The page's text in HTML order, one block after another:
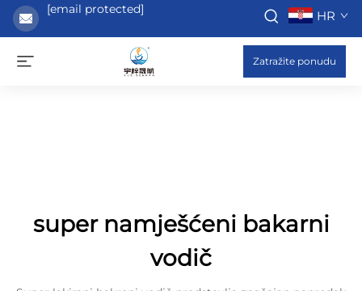
[email protected] HR
Zatražite ponudu
super namješćeni bakarni
vodič